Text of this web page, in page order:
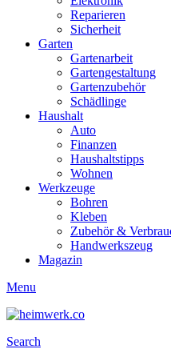
Reparieren
Sicherheit
Garten
Gartenarbeit
Gartengestaltung
Gartenzubehör
Schädlinge
Haushalt
Auto
Finanzen
Haushaltstipps
Wohnen
Werkzeuge
Bohren
Kleben
Zubehör &
Handwerkszeug
Magazin
Menu
Search